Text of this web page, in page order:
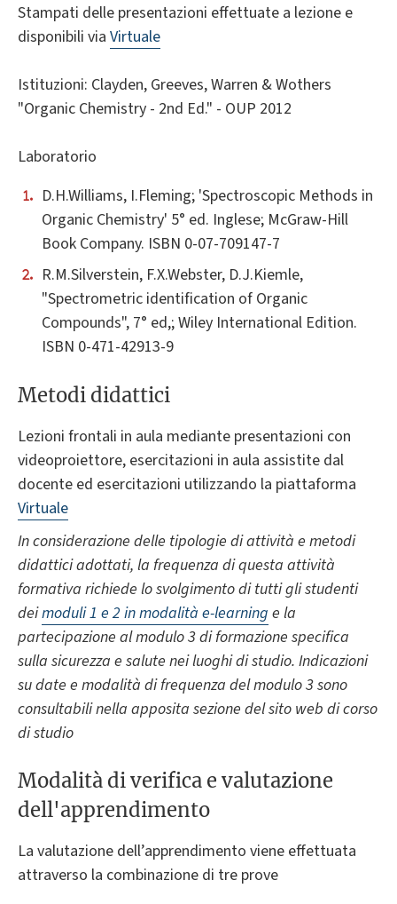
Stampati delle presentazioni effettuate a lezione e
disponibili via Virtuale
Istituzioni: Clayden, Greeves, Warren & Wothers
"Organic Chemistry - 2nd Ed." - OUP 2012
Laboratorio
D.H.Williams, I.Fleming; 'Spectroscopic Methods in
Organic Chemistry' 5° ed. Inglese; McGraw-Hill
Book Company. ISBN 0-07-709147-7
R.M.Silverstein, F.X.Webster, D.J.Kiemle,
"Spectrometric identification of Organic
Compounds", 7° ed,; Wiley International Edition.
ISBN 0-471-42913-9
Metodi didattici
Lezioni frontali in aula mediante presentazioni con
videoproiettore, esercitazioni in aula assistite dal
docente ed esercitazioni utilizzando la piattaforma
Virtuale
In considerazione delle tipologie di attività e metodi
didattici adottati, la frequenza di questa attività
formativa richiede lo svolgimento di tutti gli studenti
deimoduli 1 e 2 in modalità e-learning e la
partecipazione al modulo 3 di formazione specifica
sulla sicurezza e salute nei luoghi di studio. Indicazioni
su date e modalità di frequenza del modulo 3 sono
consultabili nella apposita sezione del sito web di corso
di studio
Modalità di verifica e valutazione
dell'apprendimento
La valutazione dell’apprendimento viene effettuata
attraverso la combinazione di tre prove